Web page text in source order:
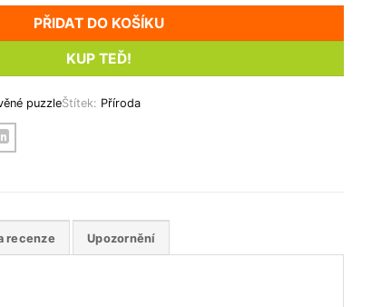
PŘIDAT DO KOŠÍKU
KUP TEĎ!
puzzleŠtítek: Příroda
recenze Upozornění